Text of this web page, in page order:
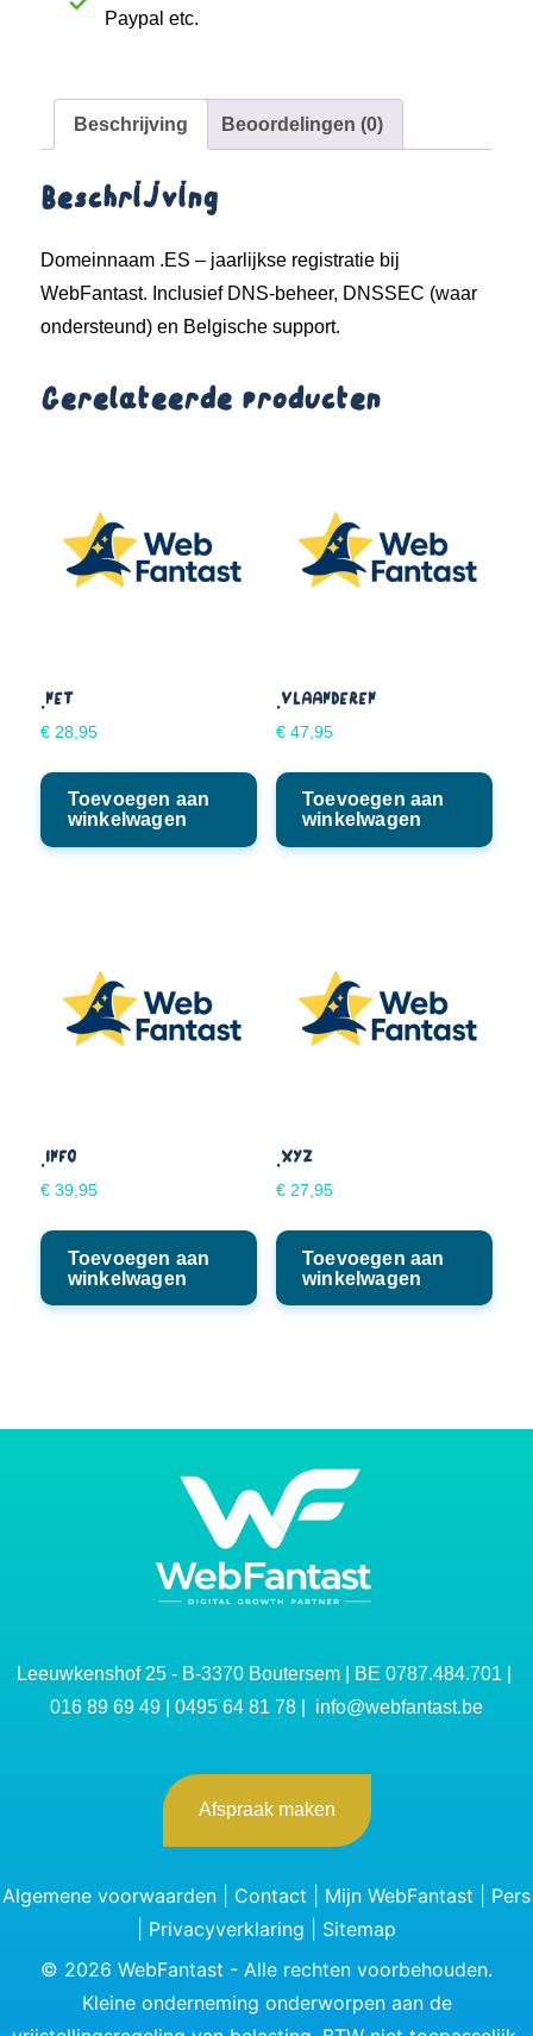
Paypal etc.
Beschrijving Beoordelingen (0)
Beschrijving
Domeinnaam .ES – jaarlijkse registratie bij
WebFantast. Inclusief DNS-beheer, DNSSEC (waar
ondersteund) en Belgische support.
Gerelateerde producten
.NET
€ 28,95
Toevoegen aan
winkelwagen
.VLAANDEREN
€47,95
Toevoegen aan
winkelwagen
.INFO
€ 39,95
Toevoegen aan
winkelwagen
.XYZ
€27,95
Toevoegen aan
winkelwagen
Leeuwkenshof 25 - B-3370 Boutersem | BE 0787.484.701 |
016 89 69 49
0495 64 81 78 info@webfantast.be
Afspraak maken
Algemene voorwaarden Contact Mijn WebFantast
Pers
Privacyverklaring
Sitemap
© 2026 WebFantast - Alle rechten voorbehouden.
Kleine onderneming onderworpen aan de